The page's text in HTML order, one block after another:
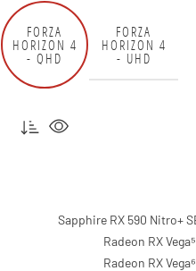
FORZA
HORIZON 4
- QHD
FORZA
HORIZON 4
- UHD
Sapphire RX 590 Nitro+
Radeon RX
Radeon RX